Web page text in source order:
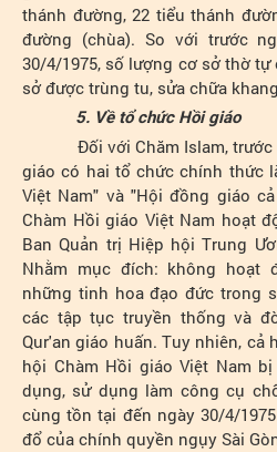
thánh đường, 22 tiểu thánh
đường (chùa). So với trước
30/4/1975, số lượng cơ sở thờ
sở được trùng tu, sửa chữa
5. Về tổ chức Hồi giáo
Đối với Chăm Islam, trước
giáo có hai tổ chức chính thức
Việt Nam" và "Hội đồng giáo
Chàm Hồi giáo Việt Nam hoạt
Ban Quản trị Hiệp hội Trung
Nhằm mục đích: không
những tinh hoa đạo đức trong
các tập tục truyền thống và
Qur'an giáo huấn. Tuy nhiên, cả
hội Chàm Hồi giáo Việt Nam
dụng, sử dụng làm công cụ
cùng tồn tại đến ngày 30/4/
đổ của chính quyền ngụy Sài